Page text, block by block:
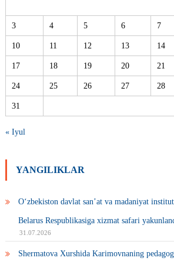
3 4 5 6 7
10 11 12 13 14
17 18 19 20 21
24 25 26 27 28
31
« Iyul
YANGILIKLAR
O‘zbekiston davlat san’at va madaniyat
Belarus Respublikasiga xizmat safari
31.07.2026
Shermatova Xurshida Karimovnaning